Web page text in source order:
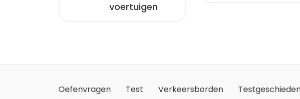
voertuigen
Oefenvragen Test Verkeersborden